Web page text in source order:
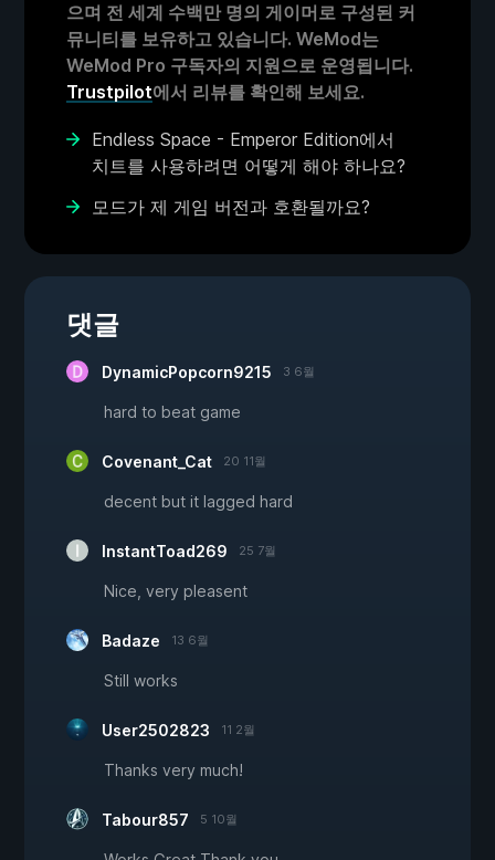
으며 전 세계 수백만 명의 게이머로 구성된 커
뮤니티를 보유하고 있습니다. WeMod는
WeMod Pro 구독자의 지원으로 운영됩니다.
Trustpilot에서 리뷰를 확인해 보세요.
Endless Space - Emperor Edition에서
치트를 사용하려면 어떻게 해야 하나요?
모드가 제 게임 버전과 호환될까요?
댓글
DynamicPopcorn9215 3 6월
hard to beat game
Covenant_Cat 20 11월
decent but it lagged hard
InstantToad269 25 7월
Nice, very pleasent
Badaze 13 6월
Still works
User2502823 11 2월
Thanks very much!
Tabour857 5 10월